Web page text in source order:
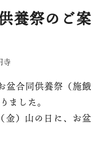
養祭のご案
寺
盆合同供養祭（施餓
ました。
金）山の日に、お盆